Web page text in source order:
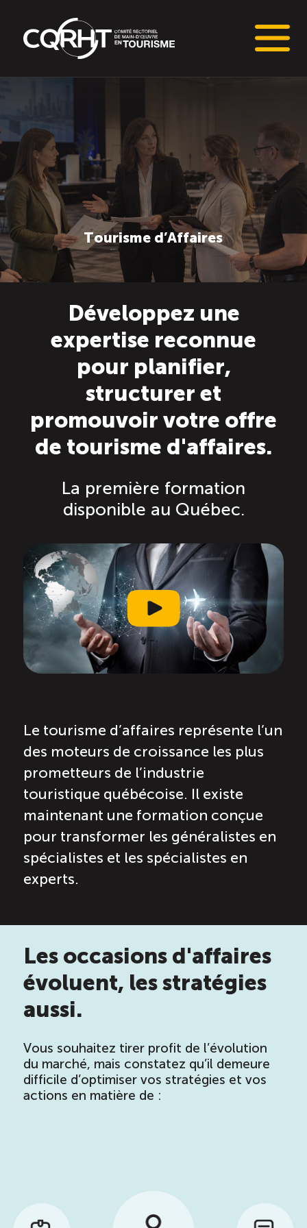
Informations sur le marché du travail (IMT)
Tableaux de bord de l’industrie touristique
Main-d’oeuvre en tourisme
Le pôle IMT
Saisonnalité des emplois
Outils et ressources
Portail RH
Programmes d’aide et subventions
Recrutement de travailleurs étrangers
Ressources
Nouvelles formations
Formation sur mesure
Programme EMERIT
Cuisinier : alternance travail-étude
Bilan et reconnaissance des acquis
Initiatives
Destination IA
Diagnostic Nord-du-Québec
Norme entretien ménager
Tourisme d’Affaires
Développez une
expertise reconnue
pour planifier,
structurer et
promouvoir votre offre
de tourisme d'affaires.
La première formation
disponible au Québec.
Le tourisme d’affaires représente l’un
des moteurs de croissance les plus
prometteurs de l’industrie
touristique québécoise. Il existe
maintenant une formation conçue
pour transformer les généralistes en
spécialistes et les spécialistes en
experts.
Les occasions d'affaires
évoluent, les stratégies
aussi.
Vous souhaitez tirer profit de l’évolution
du marché, mais constatez qu’il demeure
difficile d’optimiser vos stratégies et vos
actions en matière de :